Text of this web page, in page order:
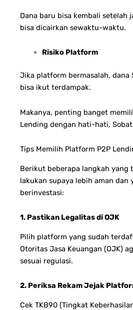
Dana baru bisa kembali setelah
bisa dicairkan sewaktu-waktu.
Risiko Platform
Jika platform bermasalah, dana
bisa ikut terdampak.
Makanya, penting banget
Lending dengan hati-hati,
Tips Memilih Platform P2P
Berikut beberapa langkah yang
lakukan supaya lebih aman dan
berinvestasi:
1. Pastikan Legalitas di OJK
Pilih platform yang sudah
Otoritas Jasa Keuangan (OJK)
sesuai regulasi.
2. Periksa Rekam Jejak
Cek TKB90 (Tingkat